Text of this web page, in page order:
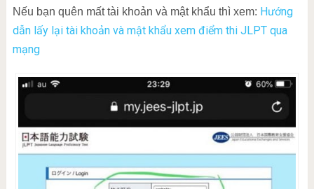
Nếu bạn quên mất tài khoản và mật khẩu thì xem: Hướng
dẫn lấy lại tài khoản và mật khẩu xem điểm thi JLPT qua
mạng